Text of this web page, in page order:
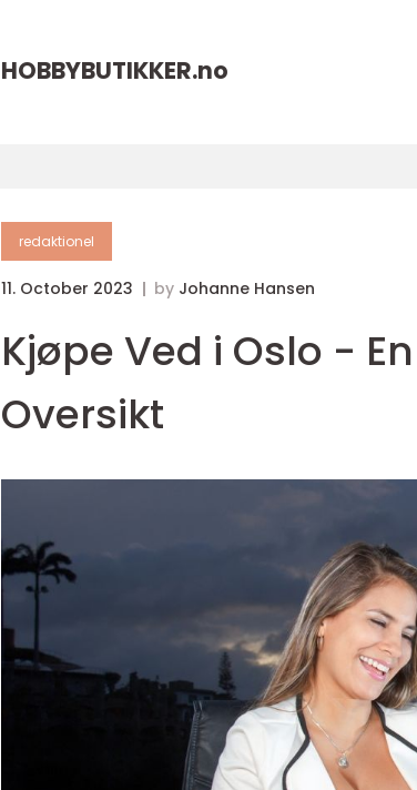
HOBBYBUTIKKER.no
redaktionel
11. October 2023 by Johanne Hansen
Kjøpe Ved i Oslo -
Oversikt